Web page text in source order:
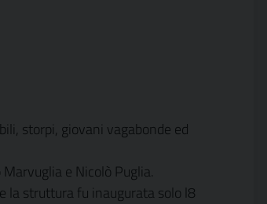
storpi, giovani vagabonde ed
e Nicolò Puglia.
struttura fu inaugurata solo l8